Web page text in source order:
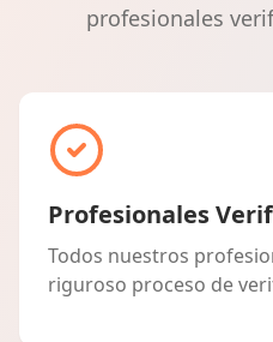
profesionales
Profesionales
Todos nuestros
riguroso proceso de